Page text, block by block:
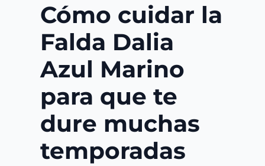
Cómo cuidar la
Falda Dalia
Azul Marino
para que te
dure muchas
temporadas